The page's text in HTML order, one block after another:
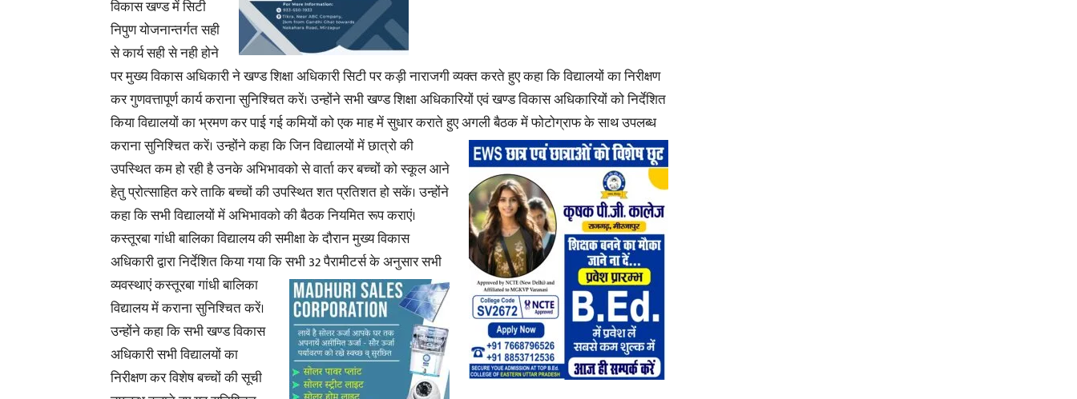
विकास खण्ड में सिटी
निपुण योजनान्तर्गत सही
से कार्य सही से नही होने
पर मुख्य विकास अधिकारी ने खण्ड शिक्षा अधिकारी सिटी पर कड़ी नाराजगी व्यक्त करते हुए कहा कि विद्यालयों का निरीक्षण
कर गुणवत्तापूर्ण कार्य कराना सुनिश्चित करें। उन्होंने सभी खण्ड शिक्षा अधिकारियों एवं खण्ड विकास अधिकारियों को निर्देशित
किया विद्यालयों का भ्रमण कर पाई गई कमियों को एक माह में सुधार कराते हुए अगली बैठक में फोटोग्राफ के साथ उपलब्ध
कराना सुनिश्चित करें।उन्होंने कहा कि जिन विद्यालयों में छात्रो की
उपस्थित कम हो रही है उनके अभिभावको से वार्ता कर बच्चों को स्कूल आने
हेतु प्रोत्साहित करे ताकि बच्चों की उपस्थित शत प्रतिशत हो सकें। उन्होंने
कहा कि सभी विद्यालयों में अभिभावको की बैठक नियमित रूप कराएं।
कस्तूरबा गांधी बालिका विद्यालय की समीक्षा के दौरान मुख्य विकास
अधिकारी द्वारा निर्देशित किया गया कि सभी 32 पैरामीटर्स के अनुसार सभी
व्यवस्थाएं कस्तूरबा गांधी बालिका
विद्यालय में कराना सुनिश्चित करें।
उन्होंने कहा कि सभी खण्ड विकास
अधिकारी सभी विद्यालयों का
निरीक्षण कर विशेष बच्चों की सूची